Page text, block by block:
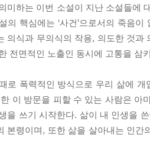
미하는 이번 소설이 지난 소설들에
의 핵심에는 ‘사건’으로서의 죽음
의식과 무의식의 작용, 의도한 것
전면적인 노출인 동시에 고통을 삼
로 폭력적인 방식으로 우리 삶에
이 방문을 피할 수 있는 사람은 아
을 쓰기 시작한다. 삶이 내 인생을
본령이며, 또한 삶을 살아내는 인간